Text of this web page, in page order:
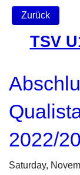
Zurück
TSV
2022/
Saturday,